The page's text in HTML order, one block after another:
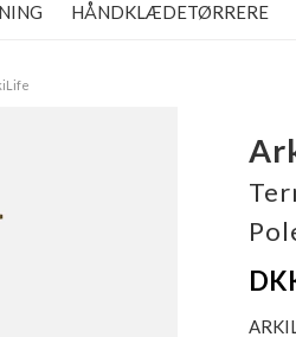
HÅNDKLÆDETØRRERE